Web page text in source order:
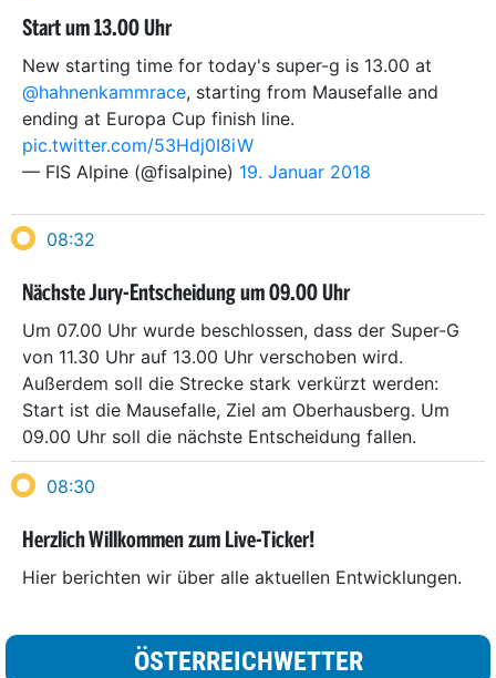
Start um 13.00 Uhr
New starting time for today's super-g is 13.00 at
@hahnenkammrace, starting from Mausefalle and
ending at Europa Cup finish line.
pic.twitter.com/53Hdj0I8iW
— FIS Alpine (@fisalpine) 19. Januar 2018
08:32
Nächste Jury-Entscheidung um 09.00 Uhr
Um 07.00 Uhr wurde beschlossen, dass der Super-G
von 11.30 Uhr auf 13.00 Uhr verschoben wird.
Außerdem soll die Strecke stark verkürzt werden:
Start ist die Mausefalle, Ziel am Oberhausberg. Um
09.00 Uhr soll die nächste Entscheidung fallen.
08:30
Herzlich Willkommen zum Live-Ticker!
Hier berichten wir über alle aktuellen Entwicklungen.
ÖSTERREICHWETTER